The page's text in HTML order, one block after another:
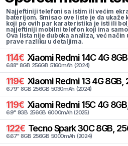
Najjeftiniji telefoni sa istim ili većim
baterijom. Smisao ove liste je da ukaže
koji po ovih par karateristika je isti ili
najjeftiniji mobilni telefon koji ima
Ova lista nije duboka analiza, već
prave razliku u detaljima.
114€ Xiaomi Redmi 14C 4G
6.88" 8GB 256GB 5160mAh (2024)
119€ Xiaomi Redmi 13 4G 8GB,
6.79" 8GB 256GB 5030mAh (2024)
119€ Xiaomi Redmi 15C 4G
6.9" 8GB 256GB 6000mAh (2025)
122€ TecnoSpark 30C 8GB,
6.67" 8GB 256GB 5000mAh (2024)